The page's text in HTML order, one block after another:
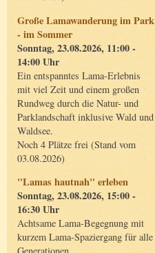
Große Lamawanderung im Park
- im Sommer
Sonntag, 23.08.2026, 11:00 -
14:00 Uhr
Ein entspanntes Lama-Erlebnis
mit viel Zeit und einem großen
Rundweg durch die Natur- und
Parklandschaft inklusive Wald und
Waldsee.
Noch 4 Plätze frei (Stand vom
03.08.2026)
"Lamas hautnah" erleben
Sonntag, 23.08.2026, 15:00 -
16:30 Uhr
Achtsame Lama-Begegnung mit
kurzem Lama-Spaziergang für alle